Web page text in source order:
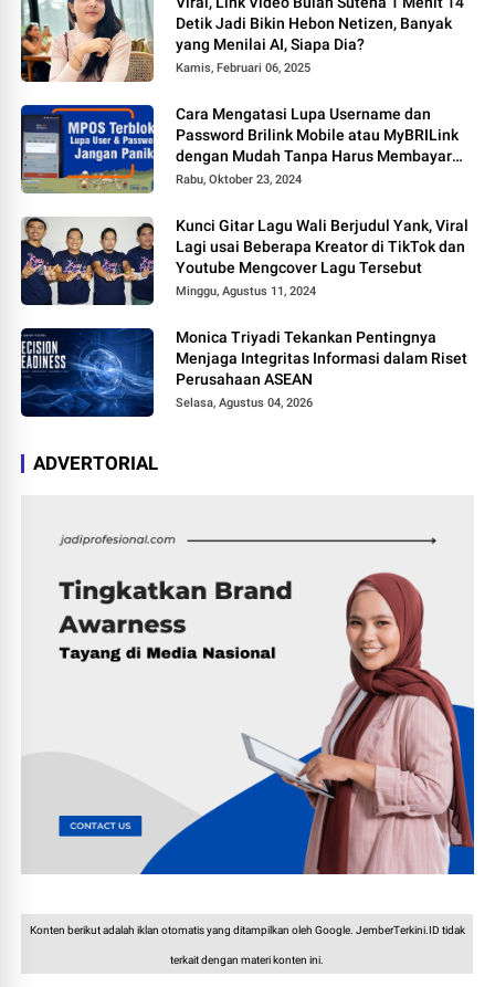
Detik Jadi Bikin Hebon Netizen, Banyak
yang Menilai AI, Siapa Dia?
Kamis, Februari 06, 2025
Cara Mengatasi Lupa Username dan
Password Brilink Mobile atau MyBRILink
dengan Mudah Tanpa Harus Membayar
Jasa
Rabu, Oktober 23, 2024
Kunci Gitar Lagu Wali Berjudul Yank, Viral
Lagi usai Beberapa Kreator di TikTok dan
Youtube Mengcover Lagu Tersebut
Minggu, Agustus 11, 2024
Monica Triyadi Tekankan Pentingnya
Menjaga Integritas Informasi dalam Riset
Perusahaan ASEAN
Selasa, Agustus 04, 2026
ADVERTORIAL
Konten berikut adalah iklan otomatis yang ditampilkan oleh Google. JemberTerkini.ID tidak
terkait dengan materi konten ini.